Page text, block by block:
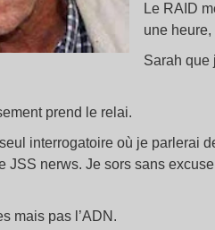
Le RAID
une
Sarah que
prend le relai.
interrogatoire où je parlerai
JSS nerws. Je sors sans
mais pas l’ADN.